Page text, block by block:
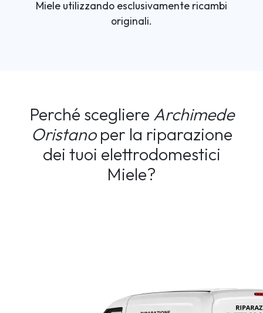
Miele utilizzando esclusivamente ricambi
originali.
Perché scegliere Archimede
Oristanoper la riparazione
dei tuoi elettrodomestici
Miele?